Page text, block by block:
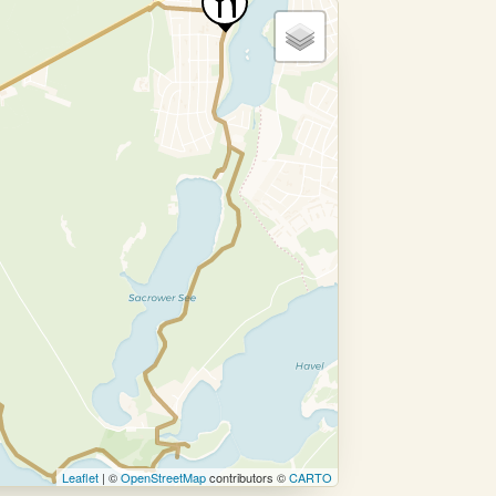
Leaflet| ©OpenStreetMapcontributors ©CARTO